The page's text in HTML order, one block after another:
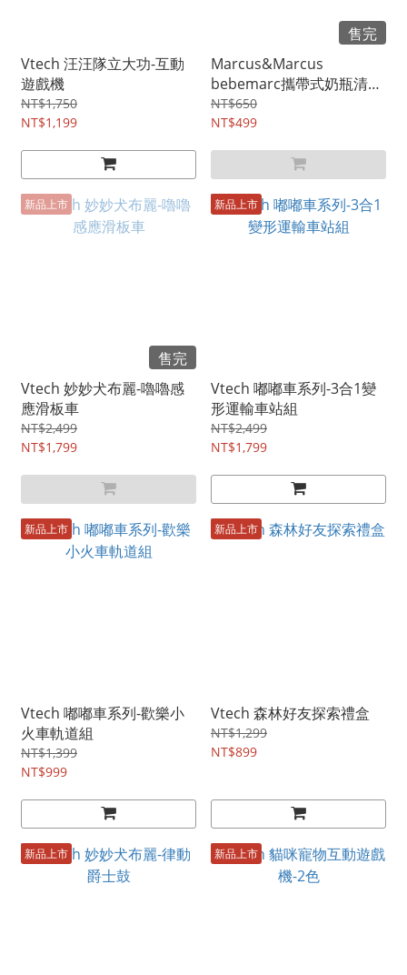
Vtech 汪汪隊立大功-互動
遊戲機
NT$1,750
NT$1,199
售完
Marcus&Marcus
bebemarc攜帶式奶瓶清潔
刷具組
NT$650
NT$499
新品上市
售完
Vtech 妙妙犬布麗-嚕嚕感
應滑板車
NT$2,499
NT$1,799
新品上市
Vtech 嘟嘟車系列-3合1變
形運輸車站組
NT$2,499
NT$1,799
新品上市
Vtech 嘟嘟車系列-歡樂小
火車軌道組
NT$1,399
NT$999
新品上市
Vtech 森林好友探索禮盒
NT$1,299
NT$899
新品上市 新品上市